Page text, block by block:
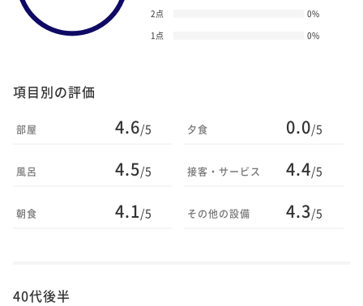
2点
0%
1点
0%
項目別の評価
部屋 4.6/5
風呂 4.5/5
朝食 4.1/5
夕食 0.0/5
接客・サービス 4.4/5
その他の設備 4.3/5
40代後半